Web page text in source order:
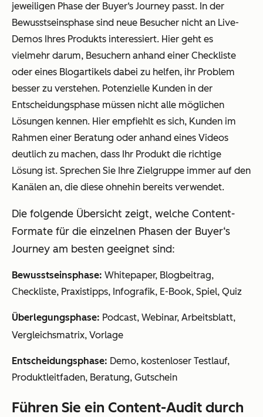
jeweiligen Phase der Buyer‘s Journey passt. In der
Bewusstseinsphase sind neue Besucher nicht an Live-
Demos Ihres Produkts interessiert. Hier geht es
vielmehr darum, Besuchern anhand einer Checkliste
oder eines Blogartikels dabei zu helfen, ihr Problem
besser zu verstehen. Potenzielle Kunden in der
Entscheidungsphase müssen nicht alle möglichen
Lösungen kennen. Hier empfiehlt es sich, Kunden im
Rahmen einer Beratung oder anhand eines Videos
deutlich zu machen, dass Ihr Produkt die richtige
Lösung ist. Sprechen Sie Ihre Zielgruppe immer auf den
Kanälen an, die diese ohnehin bereits verwendet.
Die folgende Übersicht zeigt, welche Content-
Formate für die einzelnen Phasen der Buyer‘s
Journey am besten geeignet sind:
Bewusstseinsphase: Whitepaper, Blogbeitrag,
Checkliste, Praxistipps, Infografik, E-Book, Spiel, Quiz
Überlegungsphase: Podcast, Webinar, Arbeitsblatt,
Vergleichsmatrix, Vorlage
Entscheidungsphase: Demo, kostenloser Testlauf,
Produktleitfaden, Beratung, Gutschein
Führen Sie ein Content-Audit durch